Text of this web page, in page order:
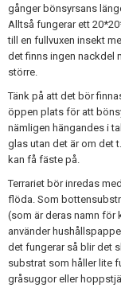
gånger bönsyrsans
Alltså fungerar ett
till en fullvuxen insekt
det finns ingen nackdel
större.
Tänk på att det bör
öppen plats för att
nämligen hängandes i
glas utan det är om det
kan få fäste på.
Terrariet bör inredas
flöda. Som
(som är deras namn för
använder
det fungerar så blir det
substrat som håller lite
gråsuggor eller